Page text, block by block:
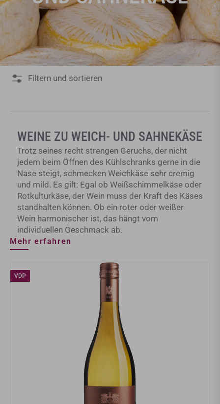
Filtern und sortieren
WEINE ZU WEICH- UND SAHNEKÄSE
Trotz seines recht strengen Geruchs, der nicht
jedem beim Öffnen des Kühlschranks gerne in die
Nase steigt, schmecken Weichkäse sehr cremig
und mild. Es gilt: Egal ob Weißschimmelkäse oder
Rotkulturkäse, der Wein muss der Kraft des Käses
standhalten können. Ob ein roter oder weißer
Wein harmonischer ist, das hängt vom
individuellen Geschmack ab.
Mehr erfahren
VDP